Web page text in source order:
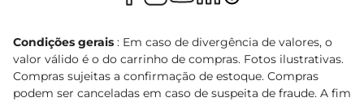
Condições gerais : Em caso de divergência de valores, o
valor válido é o do carrinho de compras. Fotos ilustrativas.
Compras sujeitas a confirmação de estoque. Compras
podem ser canceladas em caso de suspeita de fraude. A fim